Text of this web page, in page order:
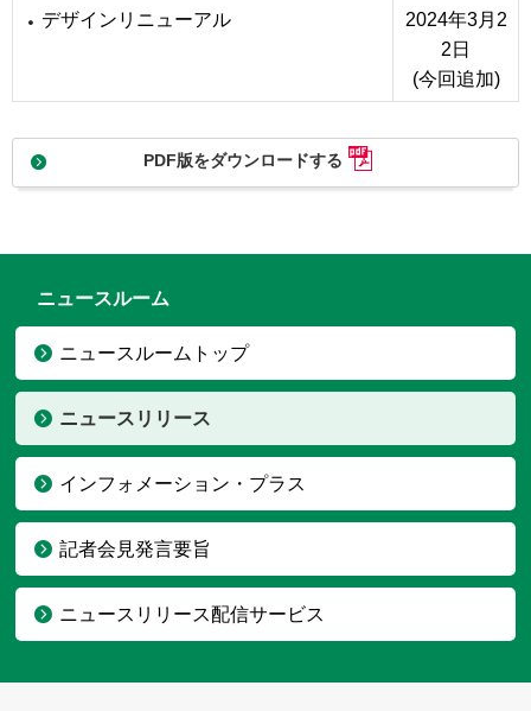
デザインリニューアル
2024年3月2
2日
(今回追加)
PDF版をダウンロードする
ニュースルーム
ニュースルームトップ
ニュースリリース
インフォメーション・プラス
記者会見発言要旨
ニュースリリース配信サービス